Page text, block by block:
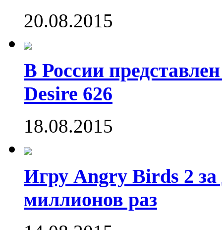
20.08.2015
В России
Desire 626
18.08.2015
Игру Angry Birds 2 за
миллионов раз